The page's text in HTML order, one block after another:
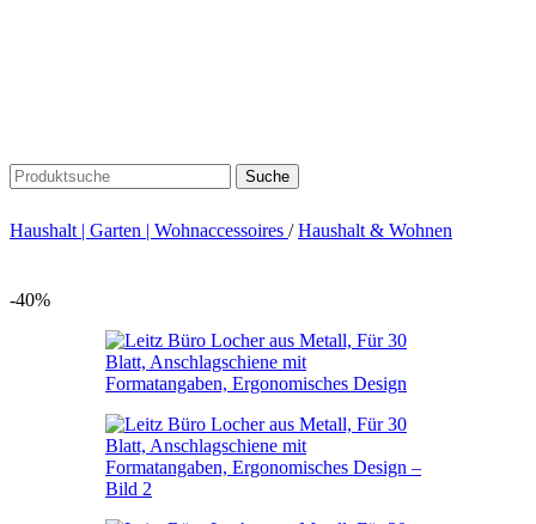
Suche
Haushalt | Garten | Wohnaccessoires / Haushalt & Wohnen
-40%